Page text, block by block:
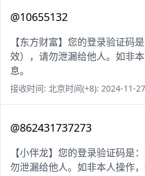
@10655132
【东方财富】您的登录验证码
效），请勿泄漏给他人。如非
息。
接收时间: 北京时间(+8): 2024-11-
@862431737273
【小伴龙】您的登录验证码是
勿泄漏给他人。如非本人操作，